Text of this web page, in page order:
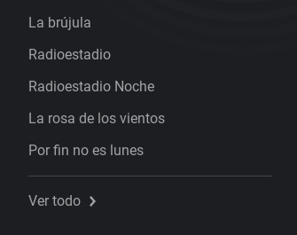
La brújula
Radioestadio
Radioestadio Noche
La rosa de los vientos
Por fin no es lunes
Ver todo